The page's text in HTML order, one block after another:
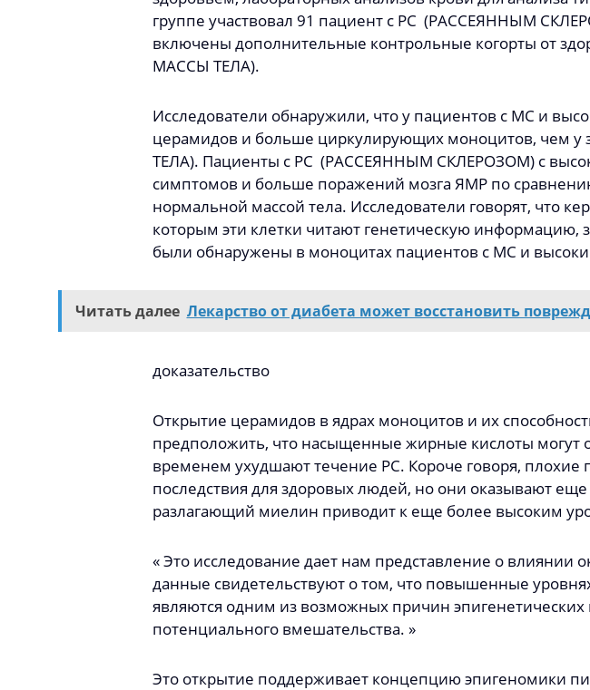
группе участвовал 91 пациент с РС (РАССЕЯННЫМ
включены дополнительные контрольные когорты от
МАССЫ ТЕЛА).
Исследователи обнаружили, что у пациентов с МС и
церамидов и больше циркулирующих моноцитов, чем
ТЕЛА). Пациенты с РС (РАССЕЯННЫМ СКЛЕРОЗОМ) с
симптомов и больше поражений мозга ЯМР по
нормальной массой тела. Исследователи говорят, что
которым эти клетки читают генетическую
были обнаружены в моноцитах пациентов с МС и
Читать далее Лекарство от диабета может восстановить
доказательство
Открытие церамидов в ядрах моноцитов и их
предположить, что насыщенные жирные кислоты могут
временем ухудшают течение РС. Короче говоря,
последствия для здоровых людей, но они оказывают
разлагающий миелин приводит к еще более высоким
« Это исследование дает нам представление о
данные свидетельствуют о том, что повышенные
являются одним из возможных причин
потенциального вмешательства. »
Это открытие поддерживает концепцию эпигеномики